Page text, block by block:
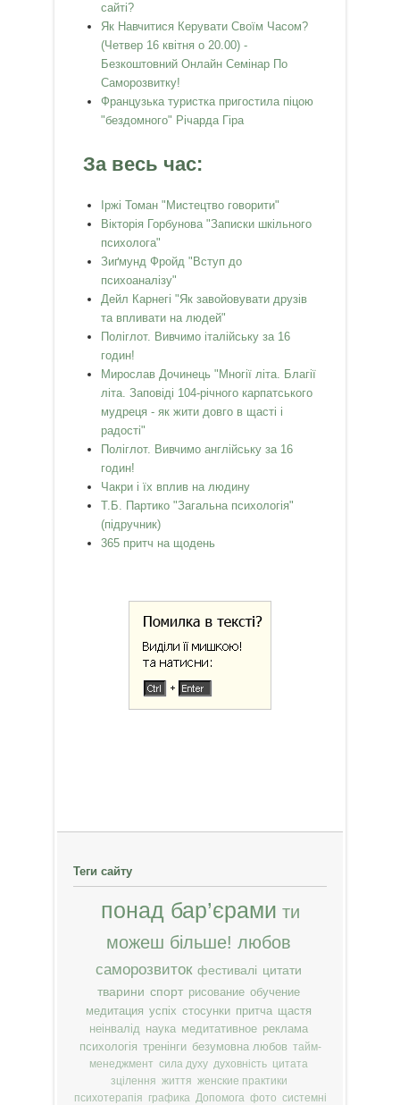
сайті?
Як Навчитися Керувати Своїм Часом?
(Четвер 16 квітня о 20.00) -
Безкоштовний Онлайн Семінар По
Саморозвитку!
Французька туристка пригостила піцою
"бездомного" Річарда Гіра
За весь час:
Іржі Томан "Мистецтво говорити"
Вікторія Горбунова "Записки шкільного
психолога"
Зиґмунд Фройд "Вступ до
психоаналізу"
Дейл Карнегі "Як завойовувати друзів
та впливати на людей"
Поліглот. Вивчимо італійську за 16
годин!
Мирослав Дочинець "Многії літа. Благії
літа. Заповіді 104-річного карпатського
мудреця - як жити довго в щасті і
радості"
Поліглот. Вивчимо англійську за 16
годин!
Чакри і їх вплив на людину
Т.Б. Партико "Загальна психологія"
(підручник)
365 притч на щодень
Теги сайту
понад бар’єрами ти
можеш більше! любов
саморозвиток фестивалі цитати
тварини спорт рисование обучение
медитация успіх стосунки притча щастя
неінвалід наука медитативное реклама
психологія тренінги безумовна любов тайм-
менеджмент сила духу духовність цитата
зцілення життя женские практики
психотерапія графика Допомога фото системні